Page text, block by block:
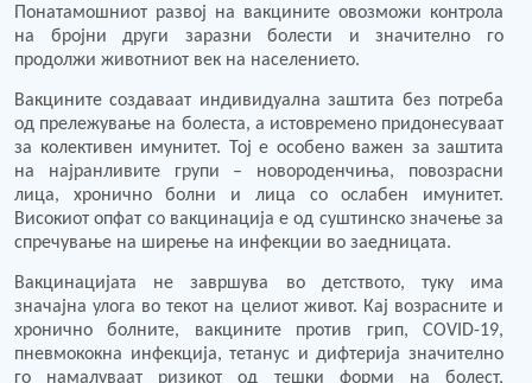
Понатамошниот развој на вакцините овозможи контрола
на бројни други заразни болести и значително го
продолжи животниот век на населението.
Вакцините создаваат индивидуална заштита без потреба
од прележување на болеста, а истовремено придонесуваат
за колективен имунитет. Тој е особено важен за заштита
на најранливите групи – новороденчиња, повозрасни
лица, хронично болни и лица со ослабен имунитет.
Високиот опфат со вакцинација е од суштинско значење за
спречување на ширење на инфекции во заедницата.
Вакцинацијата не завршува во детството, туку има
значајна улога во текот на целиот живот. Кај возрасните и
хронично болните, вакцините против грип, COVID-19,
пневмококна инфекција, тетанус и дифтерија значително
го намалуваат ризикот од тешки форми на болест,